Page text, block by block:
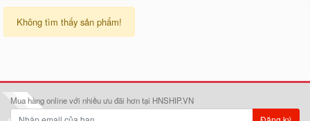
Không tìm thấy sản phẩm!
Mua hàng online với nhiều ưu đãi hơn tại HNSHIP.VN